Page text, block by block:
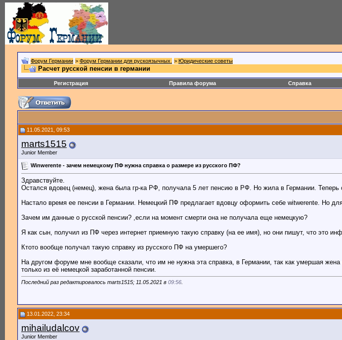
Форум Германии > Форум Германии для рускоязычных. > Юридические советы
Расчет русской пенсии в германии
Регистрация Правила форума Справка
11.05.2021, 09:53
marts1515
Junior Member
Winwerente - зачем немецкому ПФ нужна справка о размере из русского ПФ?
Здравствуйте.
Остался вдовец (немец), жена была гр-ка РФ, получала 5 лет пенсию в РФ. Но жила в Германии. Теперь
Настало время ее пенсии в Германии. Немецкий ПФ предлагает вдовцу оформить себе witwerente. Но
Зачем им данные о русской пенсии? ,если на момент смерти она не получала еще немецкую?
Я как сын, получил из ПФ через интернет приемную такую справку (на ее имя), но они пишут, что это
Ктото вообще получал такую справку из русского ПФ на умершего?
На другом форуме мне вообще сказали, что им не нужна эта справка, в Германии, так как умершая
только из её немецкой заработанной пенсии.
Последний раз редактировалось marts1515; 11.05.2021 в 09:56
13.01.2022, 23:34
mihailudalcov
Junior Member